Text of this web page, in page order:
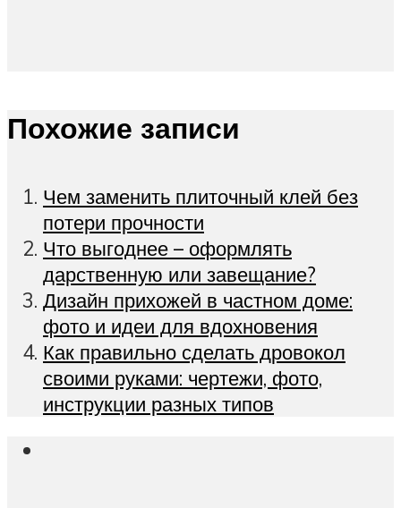
Похожие записи
Чем заменить плиточный клей без
потери прочности
Что выгоднее – оформлять
дарственную или завещание?
Дизайн прихожей в частном доме:
фото и идеи для вдохновения
Как правильно сделать дровокол
своими руками: чертежи, фото,
инструкции разных типов